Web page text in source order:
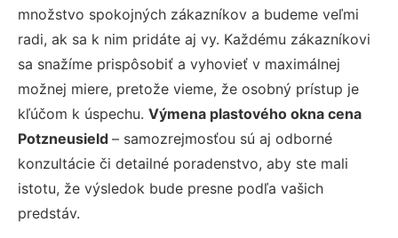
množstvo spokojných zákazníkov a budeme veľmi
radi, ak sa k nim pridáte aj vy. Každému zákazníkovi
sa snažíme prispôsobiť a vyhovieť v maximálnej
možnej miere, pretože vieme, že osobný prístup je
kľúčom k úspechu. Výmena plastového okna cena
Potzneusield – samozrejmosťou sú aj odborné
konzultácie či detailné poradenstvo, aby ste mali
istotu, že výsledok bude presne podľa vašich
predstáv.